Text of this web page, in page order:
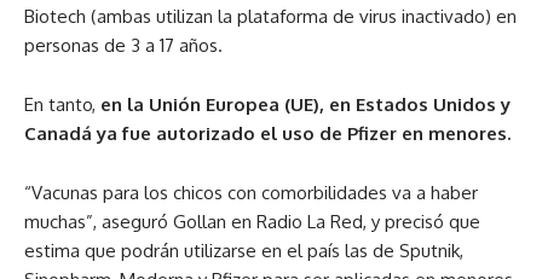
Biotech (ambas utilizan la plataforma de virus inactivado) en
personas de 3 a 17 años.
En tanto, en la Unión Europea (UE), en Estados Unidos y
Canadá ya fue autorizado el uso de Pfizer en menores.
“Vacunas para los chicos con comorbilidades va a haber
muchas”, aseguró Gollan en Radio La Red, y precisó que
estima que podrán utilizarse en el país las de Sputnik,